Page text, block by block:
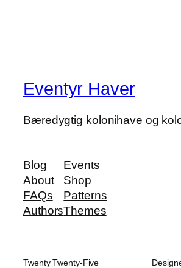
Eventyr Haver
Bæredygtig kolonihave og
Blog
About
FAQs
Authors
Events
Shop
Patterns
Themes
Twenty Twenty-Five